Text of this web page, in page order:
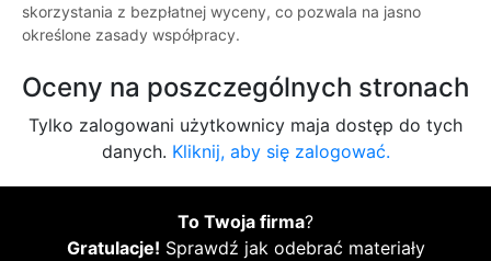
skorzystania z bezpłatnej wyceny, co pozwala na jasno
określone zasady współpracy.
Oceny na poszczególnych stronach
Tylko zalogowani użytkownicy maja dostęp do tych
danych. Kliknij, aby się zalogować.
To Twoja firma?
Gratulacje! Sprawdź jak odebrać materiały